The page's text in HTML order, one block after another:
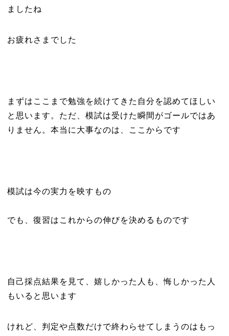
ましたね
お疲れさまでした
まずはここまで勉強を続けてきた自分を認めてほしい
と思います。ただ、模試は受けた瞬間がゴールではあ
りません。本当に大事なのは、ここからです
模試は今の実力を映すもの
でも、復習はこれからの伸びを決めるものです
自己採点結果を見て、嬉しかった人も、悔しかった人
もいると思います
けれど、判定や点数だけで終わらせてしまうのはもっ